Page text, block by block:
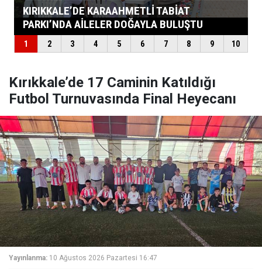
Kırıkkale’de 17 Caminin Katıldığı
Futbol Turnuvasında Final Heyecanı
Yayınlanma: 10 Ağustos 2026 Pazartesi 16:47